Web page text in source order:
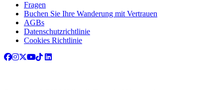
Fragen
Buchen Sie Ihre Wanderung mit Vertrauen
AGBs
Datenschutzrichtlinie
Cookies Richtlinie